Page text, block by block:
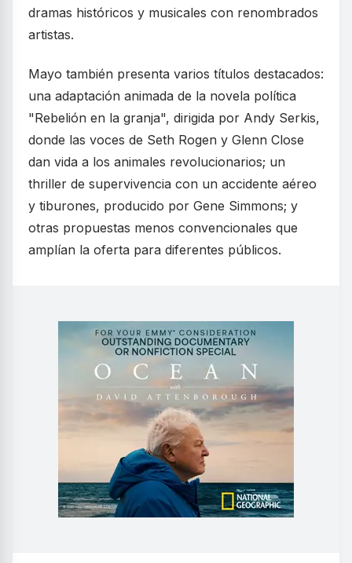
dramas históricos y musicales con renombrados
artistas.
Mayo también presenta varios títulos destacados:
una adaptación animada de la novela política
"Rebelión en la granja", dirigida por Andy Serkis,
donde las voces de Seth Rogen y Glenn Close
dan vida a los animales revolucionarios; un
thriller de supervivencia con un accidente aéreo
y tiburones, producido por Gene Simmons; y
otras propuestas menos convencionales que
amplían la oferta para diferentes públicos.